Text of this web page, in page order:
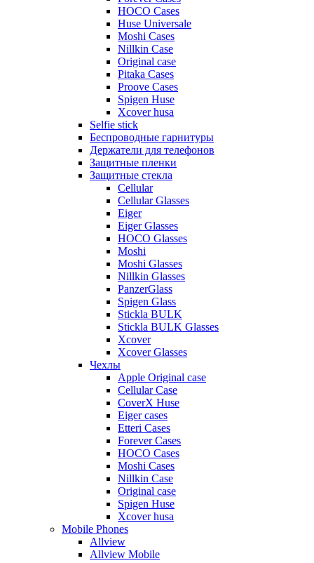
HOCO Cases
Huse Universale
Moshi Cases
Nillkin Case
Original case
Pitaka Cases
Proove Cases
Spigen Huse
Xcover husa
Selfie stick
Беспроводные гарнитуры
Держатели для телефонов
Защитные пленки
Защитные стекла
Cellular
Cellular Glasses
Eiger
Eiger Glasses
HOCO Glasses
Moshi
Moshi Glasses
Nillkin Glasses
PanzerGlass
Spigen Glass
Stickla BULK
Stickla BULK Glasses
Xcover
Xcover Glasses
Чехлы
Apple Original case
Cellular Case
CoverX Huse
Eiger cases
Etteri Cases
Forever Cases
HOCO Cases
Moshi Cases
Nillkin Case
Original case
Spigen Huse
Xcover husa
Mobile Phones
Allview
Allview Mobile